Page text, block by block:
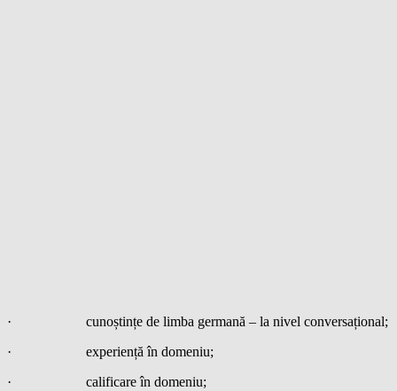
· cunoștințe de limba germană – la nivel conversațional;
· experiență în domeniu;
· calificare în domeniu;